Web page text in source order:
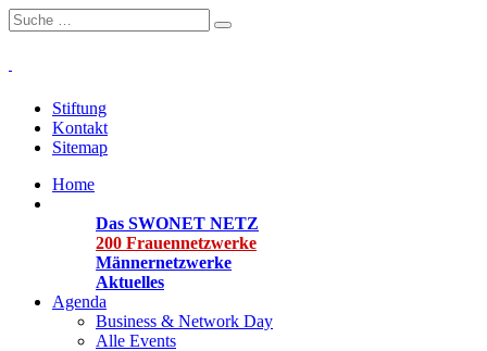
Stiftung
Kontakt
Sitemap
Home
Das SWONET NETZ
200 Frauen­netzwerke
Männernetzwerke
Aktuelles
Agenda
Business & Network Day
Alle Events